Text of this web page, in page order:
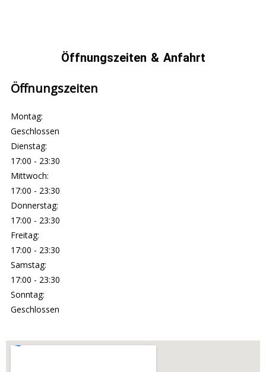
Öffnungszeiten & Anfahrt
Öffnungszeiten
Montag:
Geschlossen
Dienstag:
17:00 - 23:30
Mittwoch:
17:00 - 23:30
Donnerstag:
17:00 - 23:30
Freitag:
17:00 - 23:30
Samstag:
17:00 - 23:30
Sonntag:
Geschlossen